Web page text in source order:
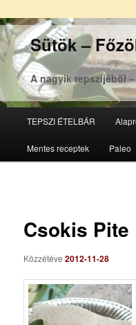
Sütök –
A nagyik tepszijéből
Tovább
az
Tovább
a
TEPSZI ÉTELBÁR
Mentes receptek Paleo
Csokis Pite
Közzétéve2012-11-28